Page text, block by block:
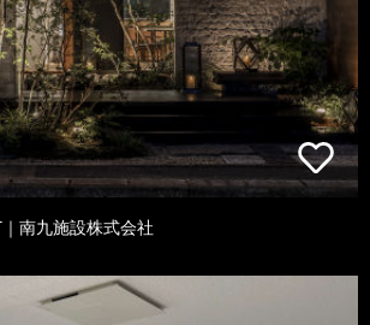
｜南九施設株式会社